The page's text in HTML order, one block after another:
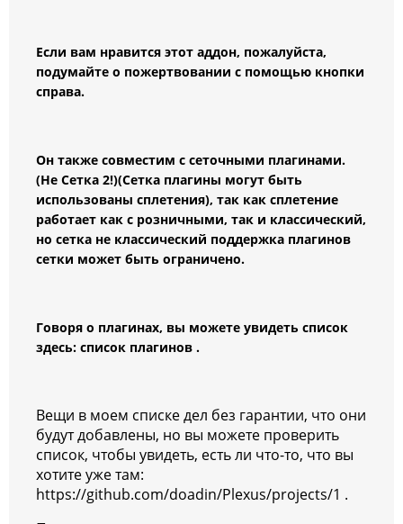
Если вам нравится этот аддон, пожалуйста,
подумайте о пожертвовании с помощью кнопки
справа.
Он также совместим с сеточными плагинами.
(Не Сетка 2!)(Сетка плагины могут быть
использованы сплетения), так как сплетение
работает как с розничными, так и классический,
но сетка не классический поддержка плагинов
сетки может быть ограничено.
Говоря о плагинах, вы можете увидеть список
здесь: список плагинов .
Вещи в моем списке дел без гарантии, что они
будут добавлены, но вы можете проверить
список, чтобы увидеть, есть ли что-то, что вы
хотите уже там:
https://github.com/doadin/Plexus/projects/1 .